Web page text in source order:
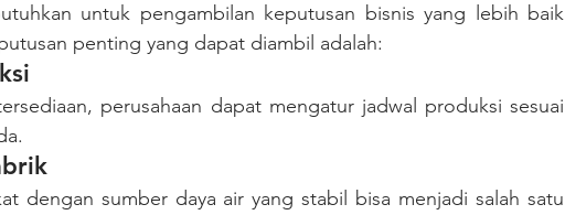
untuk pengambilan keputusan bisnis yang lebih baik
penting yang dapat diambil adalah: